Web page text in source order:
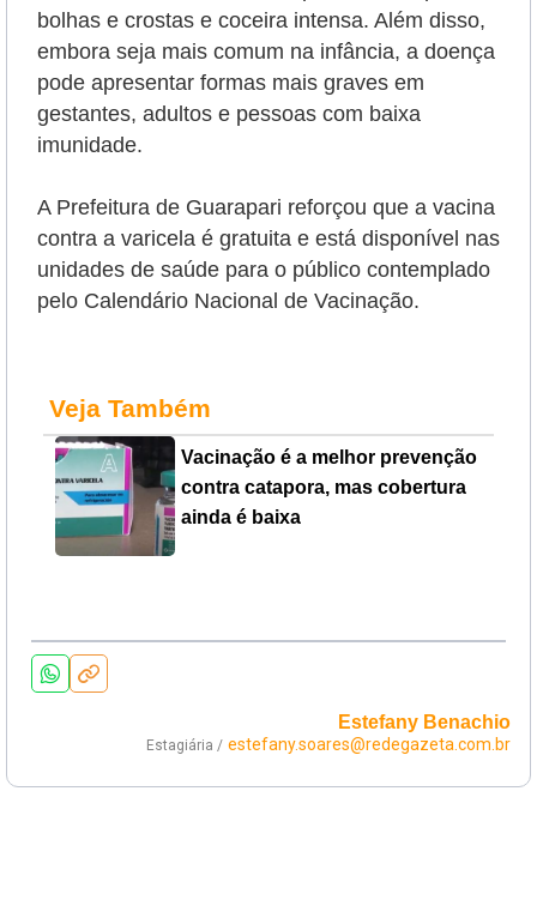
bolhas e crostas e coceira intensa. Além disso,
embora seja mais comum na infância, a doença
pode apresentar formas mais graves em
gestantes, adultos e pessoas com baixa
imunidade.
A Prefeitura de Guarapari reforçou que a vacina
contra a varicela é gratuita e está disponível nas
unidades de saúde para o público contemplado
pelo Calendário Nacional de Vacinação.
Veja Também
Vacinação é a melhor prevenção
contra catapora, mas cobertura
ainda é baixa
Estefany Benachio
Estagiária / estefany.soares@redegazeta.com.br